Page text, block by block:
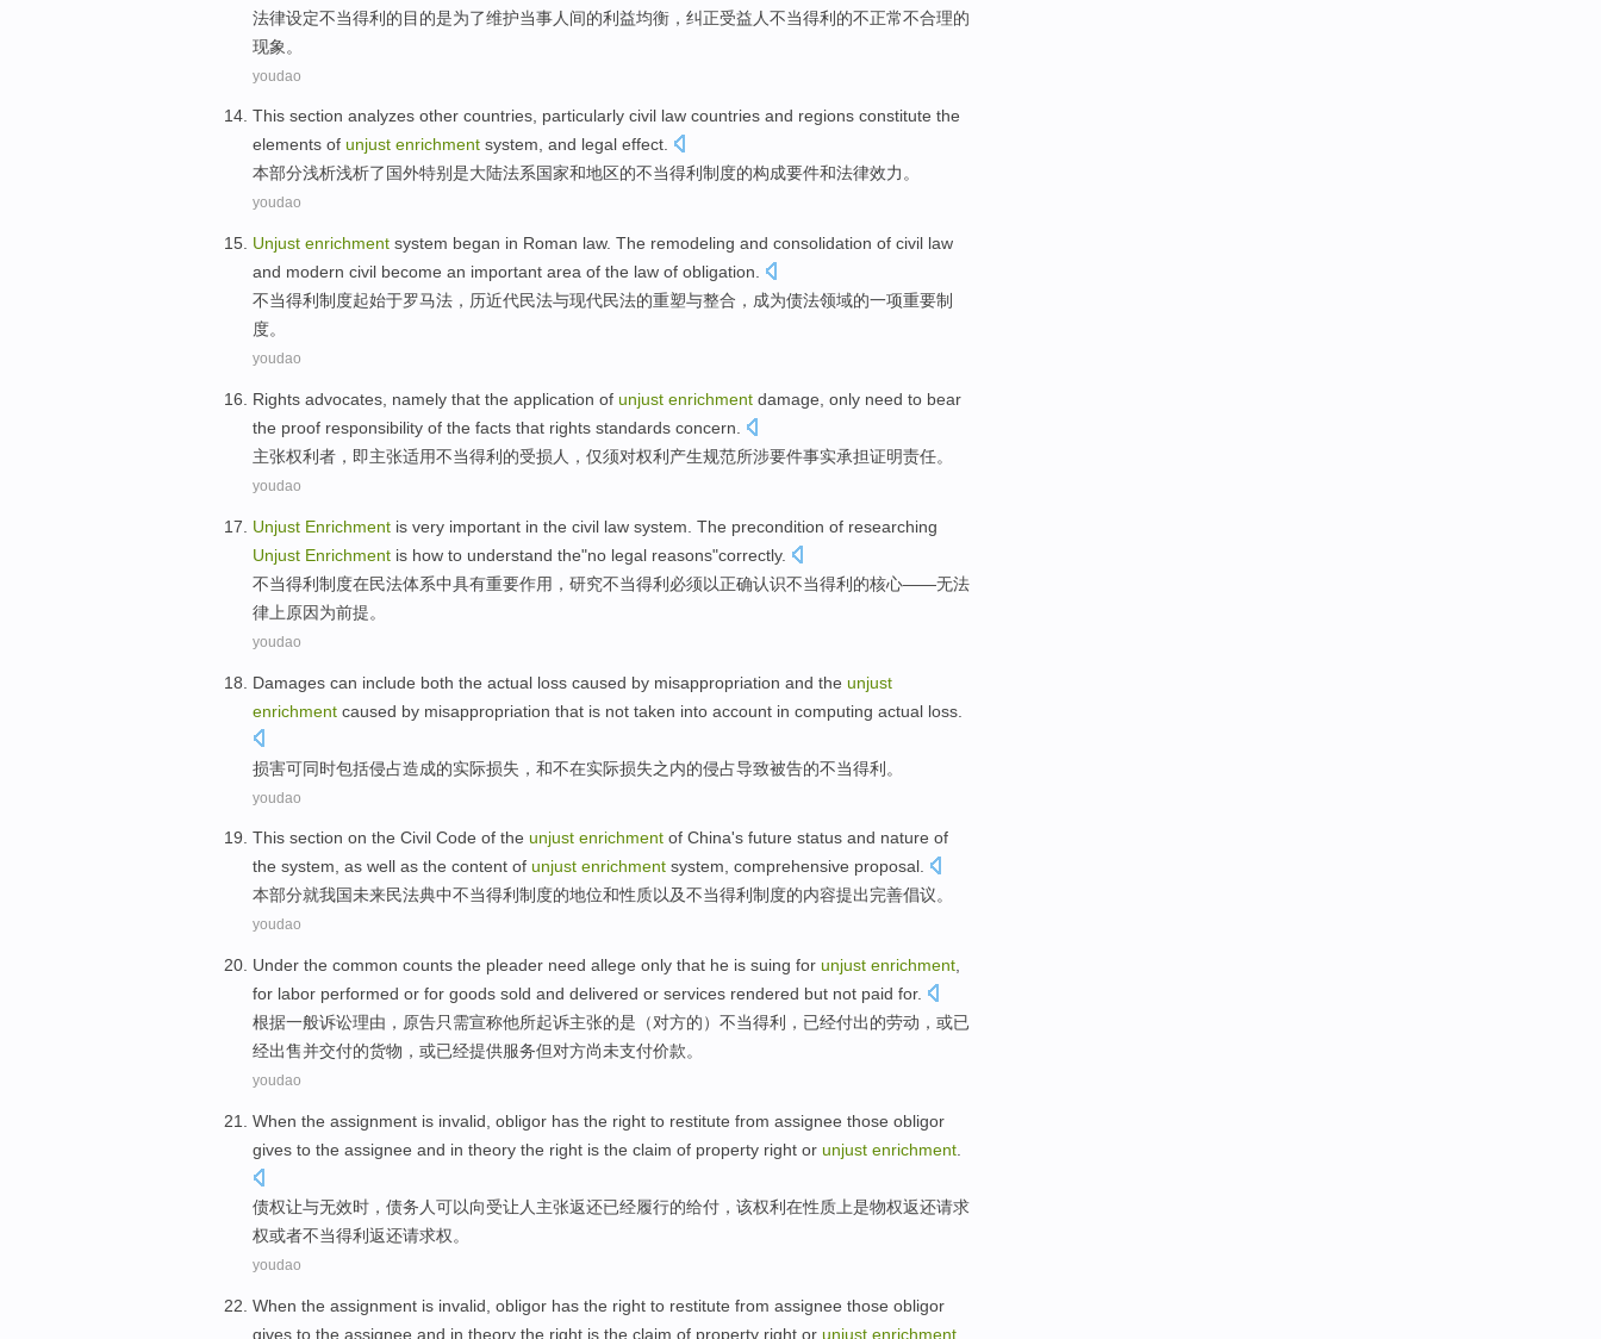
法律设定不当得利的目的是为了维护当事人 间的利益均衡 ， 纠正受益人不当得利的不正常不合理的
现象 。
youdao
This section analyzes other countries, particularly civil law countries and regions constitute the
elements of unjust enrichment system, and legal effect.
本部分浅析浅析了 国外特别是大陆法系国家和地区的不当得利 制度的构成要件和法律效力。
youdao
Unjust enrichment system began in Roman law. The remodeling and consolidation of civil law
and modern civil become an important area of the law of obligation
不当得利 制度起始于罗马法 ，历近代民法与现代民法的重塑与整合 ， 成为债法领域的一项重要制
度。
youdao
Rights advocates namely that the application of unjust enrichment damage only need to bear
the proof responsibility of the facts that rights standards concern
主张权利 者， 即主张适用不当得利 的受损 人， 仅须对权利 产生规范所涉要件事实承担证明责任。
youdao
Unjust Enrichment is very important in the civil law system . The precondition of researching
Unjust Enrichment is how to understand the"no legal reasons"correctly.
不当得利 制度在民法体系中具有重要作用， 研究不当得利必须以正确认识不当得利 的核心——无法
律上 原因为前提。
youdao
Damages can include both the actual loss caused by misappropriation and the unjust
enrichment caused by misappropriation that is not taken into account in computing actual loss.
损害可同时包括侵占造成的实际损失 ， 和不在实际损失之内的侵占导致被告的不当得利。
youdao
This section on the Civil Code of the unjust enrichment of China's future status and nature of
the system, as well as the content of unjust enrichment system, comprehensive proposal.
本部分就我国未来民法典中不当得利 制度的地位和性质以及不当得利制度的内容提出完善倡议。
youdao
Under the common counts the pleader need allege only that he is suing for unjust enrichment
for labor performed or for goods sold and delivered or services rendered but not paid for.
根据一般诉讼理由， 原告只需宣称他所起诉主张的是 （对方的） 不当得利 ，已经付出的劳动 ， 或已
经出售并交付的货物 ，或已经提供服务但对方尚未支付价款。
youdao
When the assignment is invalid obligor has the right to restitute from assignee those obligor
gives to the assignee and in theory the right is the claim of property right or unjust enrichment
债权让与无效时， 债务人可以向受让人 主张返还已经履行的给付， 该权利 在性质 上是物权返还请求
权或者不当得利返还请求权。
youdao
When the assignment is invalid obligor has the right to restitute from assignee those obligor
gives to the assignee and in theory the right is the claim of property right or unjust enrichment